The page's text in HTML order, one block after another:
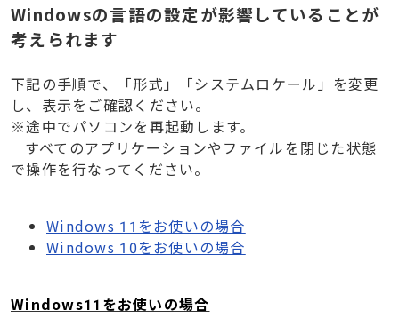
Windowsの言語の設定が影響していることが
考えられます
下記の手順で、「形式」「システムロケール」を変更
し、表示をご確認ください。
※途中でパソコンを再起動します。
すべてのアプリケーションやファイルを閉じた状態
で操作を行なってください。
Windows 11をお使いの場合
Windows 10をお使いの場合
Windows11をお使いの場合